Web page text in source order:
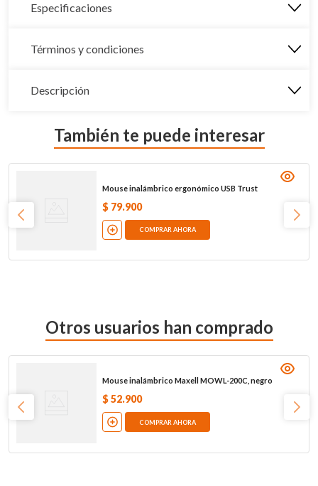
Especificaciones
Términos y condiciones
Descripción
También te puede interesar
Mouse inalámbrico ergonómico USB Trust
$ 79.900
COMPRAR AHORA
Otros usuarios han comprado
Mouse inalámbrico Maxell MOWL-200C, negro
$ 52.900
COMPRAR AHORA